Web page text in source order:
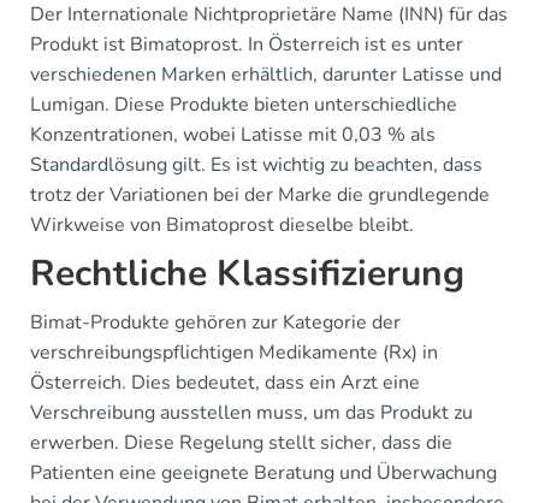
Der Internationale Nichtproprietäre Name (INN) für das
Produkt ist Bimatoprost. In Österreich ist es unter
verschiedenen Marken erhältlich, darunter Latisse und
Lumigan. Diese Produkte bieten unterschiedliche
Konzentrationen, wobei Latisse mit 0,03 % als
Standardlösung gilt. Es ist wichtig zu beachten, dass
trotz der Variationen bei der Marke die grundlegende
Wirkweise von Bimatoprost dieselbe bleibt.
Rechtliche Klassifizierung
Bimat-Produkte gehören zur Kategorie der
verschreibungspflichtigen Medikamente (Rx) in
Österreich. Dies bedeutet, dass ein Arzt eine
Verschreibung ausstellen muss, um das Produkt zu
erwerben. Diese Regelung stellt sicher, dass die
Patienten eine geeignete Beratung und Überwachung